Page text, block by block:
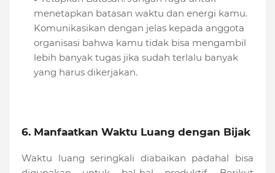
menetapkan batasan waktu dan energi kamu.
Komunikasikan dengan jelas kepada anggota
organisasi bahwa kamu tidak bisa mengambil
lebih banyak tugas jika sudah terlalu banyak
yang harus dikerjakan.
6. Manfaatkan Waktu Luang dengan Bijak
Waktu luang seringkali diabaikan padahal bisa